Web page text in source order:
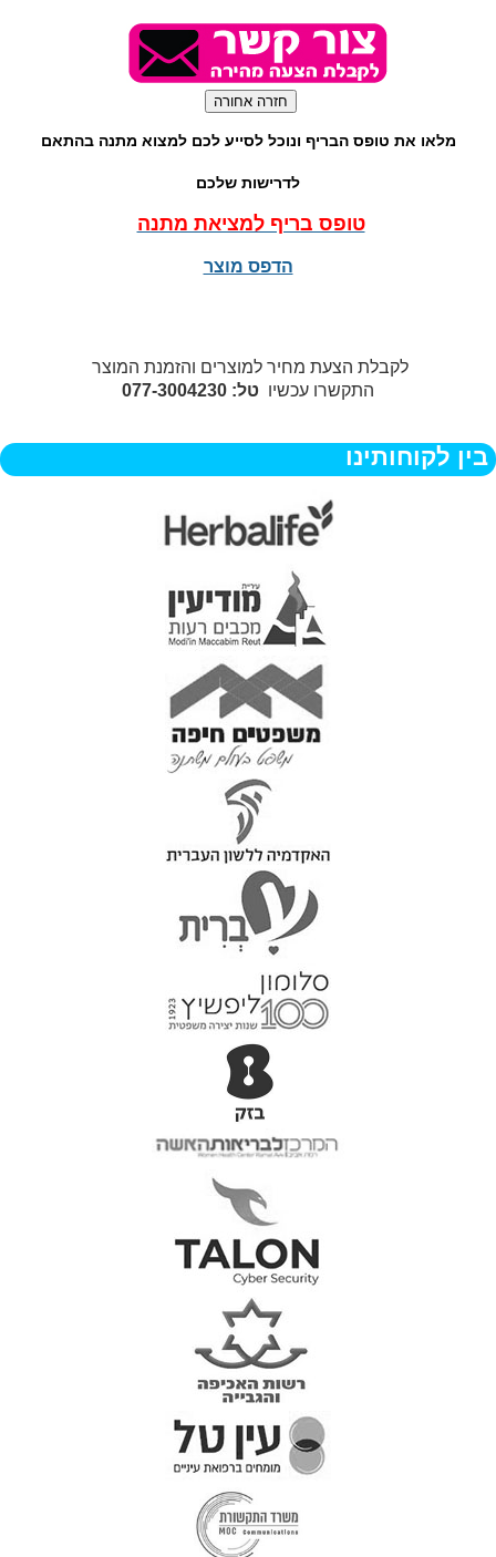
מלאו את טופס הבריף ונוכל לסייע לכם למצוא מתנה בהתאם
לדרישות שלכם
טופס בריף למציאת מתנה
הדפס מוצר
לקבלת הצעת מחיר למוצרים והזמנת המוצר
התקשרו עכשיו טל: 077-3004230
בין לקוחותינו